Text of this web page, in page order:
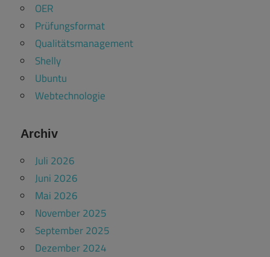
OER
Prüfungsformat
Qualitätsmanagement
Shelly
Ubuntu
Webtechnologie
Archiv
Juli 2026
Juni 2026
Mai 2026
November 2025
September 2025
Dezember 2024